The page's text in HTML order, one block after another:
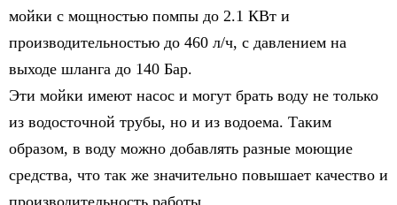
мойки с мощностью помпы до 2.1 КВт и
производительностью до 460 л/ч, с давлением на
выходе шланга до 140 Бар.
Эти мойки имеют насос и могут брать воду не только
из водосточной трубы, но и из водоема. Таким
образом, в воду можно добавлять разные моющие
средства, что так же значительно повышает качество и
производительность работы.